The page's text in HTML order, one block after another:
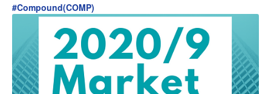
#Compound(COMP)